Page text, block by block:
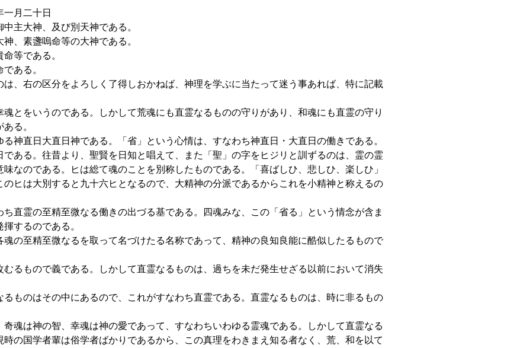
十日
主大神、及び別天神である。
、素盞嗚命等の大神である。
等である。
ある。
、右の区分をよろしく了得しおかねば、神理を学ぶに当たって迷う事あれば、特に記載
とをいうのである。しかして荒魂にも直霊なるものの守りがあり、和魂にも直霊の守り
る。
神直日大直日神である。「省」という心情は、すなわち神直日・大直日の働きである。
ある。往昔より、聖賢を日知と唱えて、また「聖」の字をヒジリと訓ずるのは、霊の霊
なのである。ヒは総て魂のことを別称したものである。「喜ばしひ、悲しひ、楽しひ」
ヒは大別すると九十六ヒとなるので、大精神の分派であるからこれを小精神と称えるの
直霊の至精至微なる働きの出づる基である。四魂みな、この「省る」という情念が含ま
するのである。
の至精至微なるを取って名づけたる名称であって、精神の良知良能に酷似したるもので
もので義である。しかして直霊なるものは、過ちを未だ発生せざる以前において消失
ものはその中にあるので、これがすなわち直霊である。直霊なるものは、時に非るもの
魂は神の智、幸魂は神の愛であって、すなわちいわゆる霊魂である。しかして直霊なる
時の国学者輩は俗学者ばかりであるから、この真理をわきまえ知る者なく、荒、和を以て